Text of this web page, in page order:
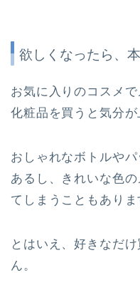
欲しくなったら、
お気に入りのコスメ
化粧品を買うと気分が
おしゃれなボトルや
あるし、きれいな色
てしまうこともありま
とはいえ、好きなだ
ん。